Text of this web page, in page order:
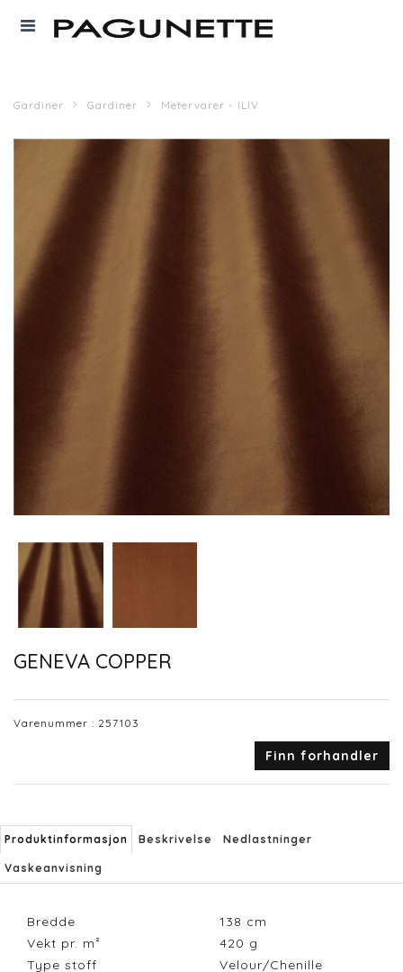
Gardiner Gardiner Metervarer - ILIV
GENEVA COPPER
Varenummer : 257103
Finn forhandler
Produktinformasjon Beskrivelse Nedlastninger
Vaskeanvisning
Bredde 138 cm
Vekt pr. m²
420 g
Type stoff
Velour/Chenille